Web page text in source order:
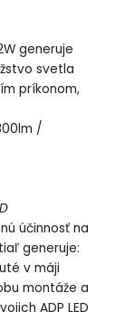
generuje
svetla
príkonom,
/
účinnosť na
generuje:
v máji
montáže a
ADP LED